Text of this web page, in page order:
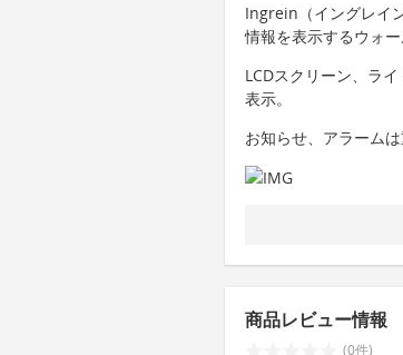
Ingrein（イングレイ
情報を表示するウォー
LCDスクリーン、ラ
表示。
お知らせ、アラーム
商品レビュー情報
(0件)